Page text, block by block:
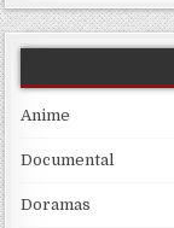
Anime
Documental
Doramas